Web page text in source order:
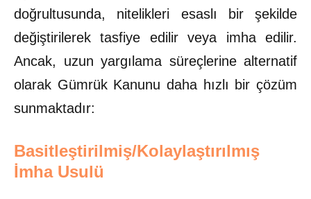
doğrultusunda, nitelikleri esaslı bir şekilde
değiştirilerek tasfiye edilir veya imha edilir.
Ancak, uzun yargılama süreçlerine alternatif
olarak Gümrük Kanunu daha hızlı bir çözüm
sunmaktadır:
Basitleştirilmiş/Kolaylaştırılmış
İmha Usulü